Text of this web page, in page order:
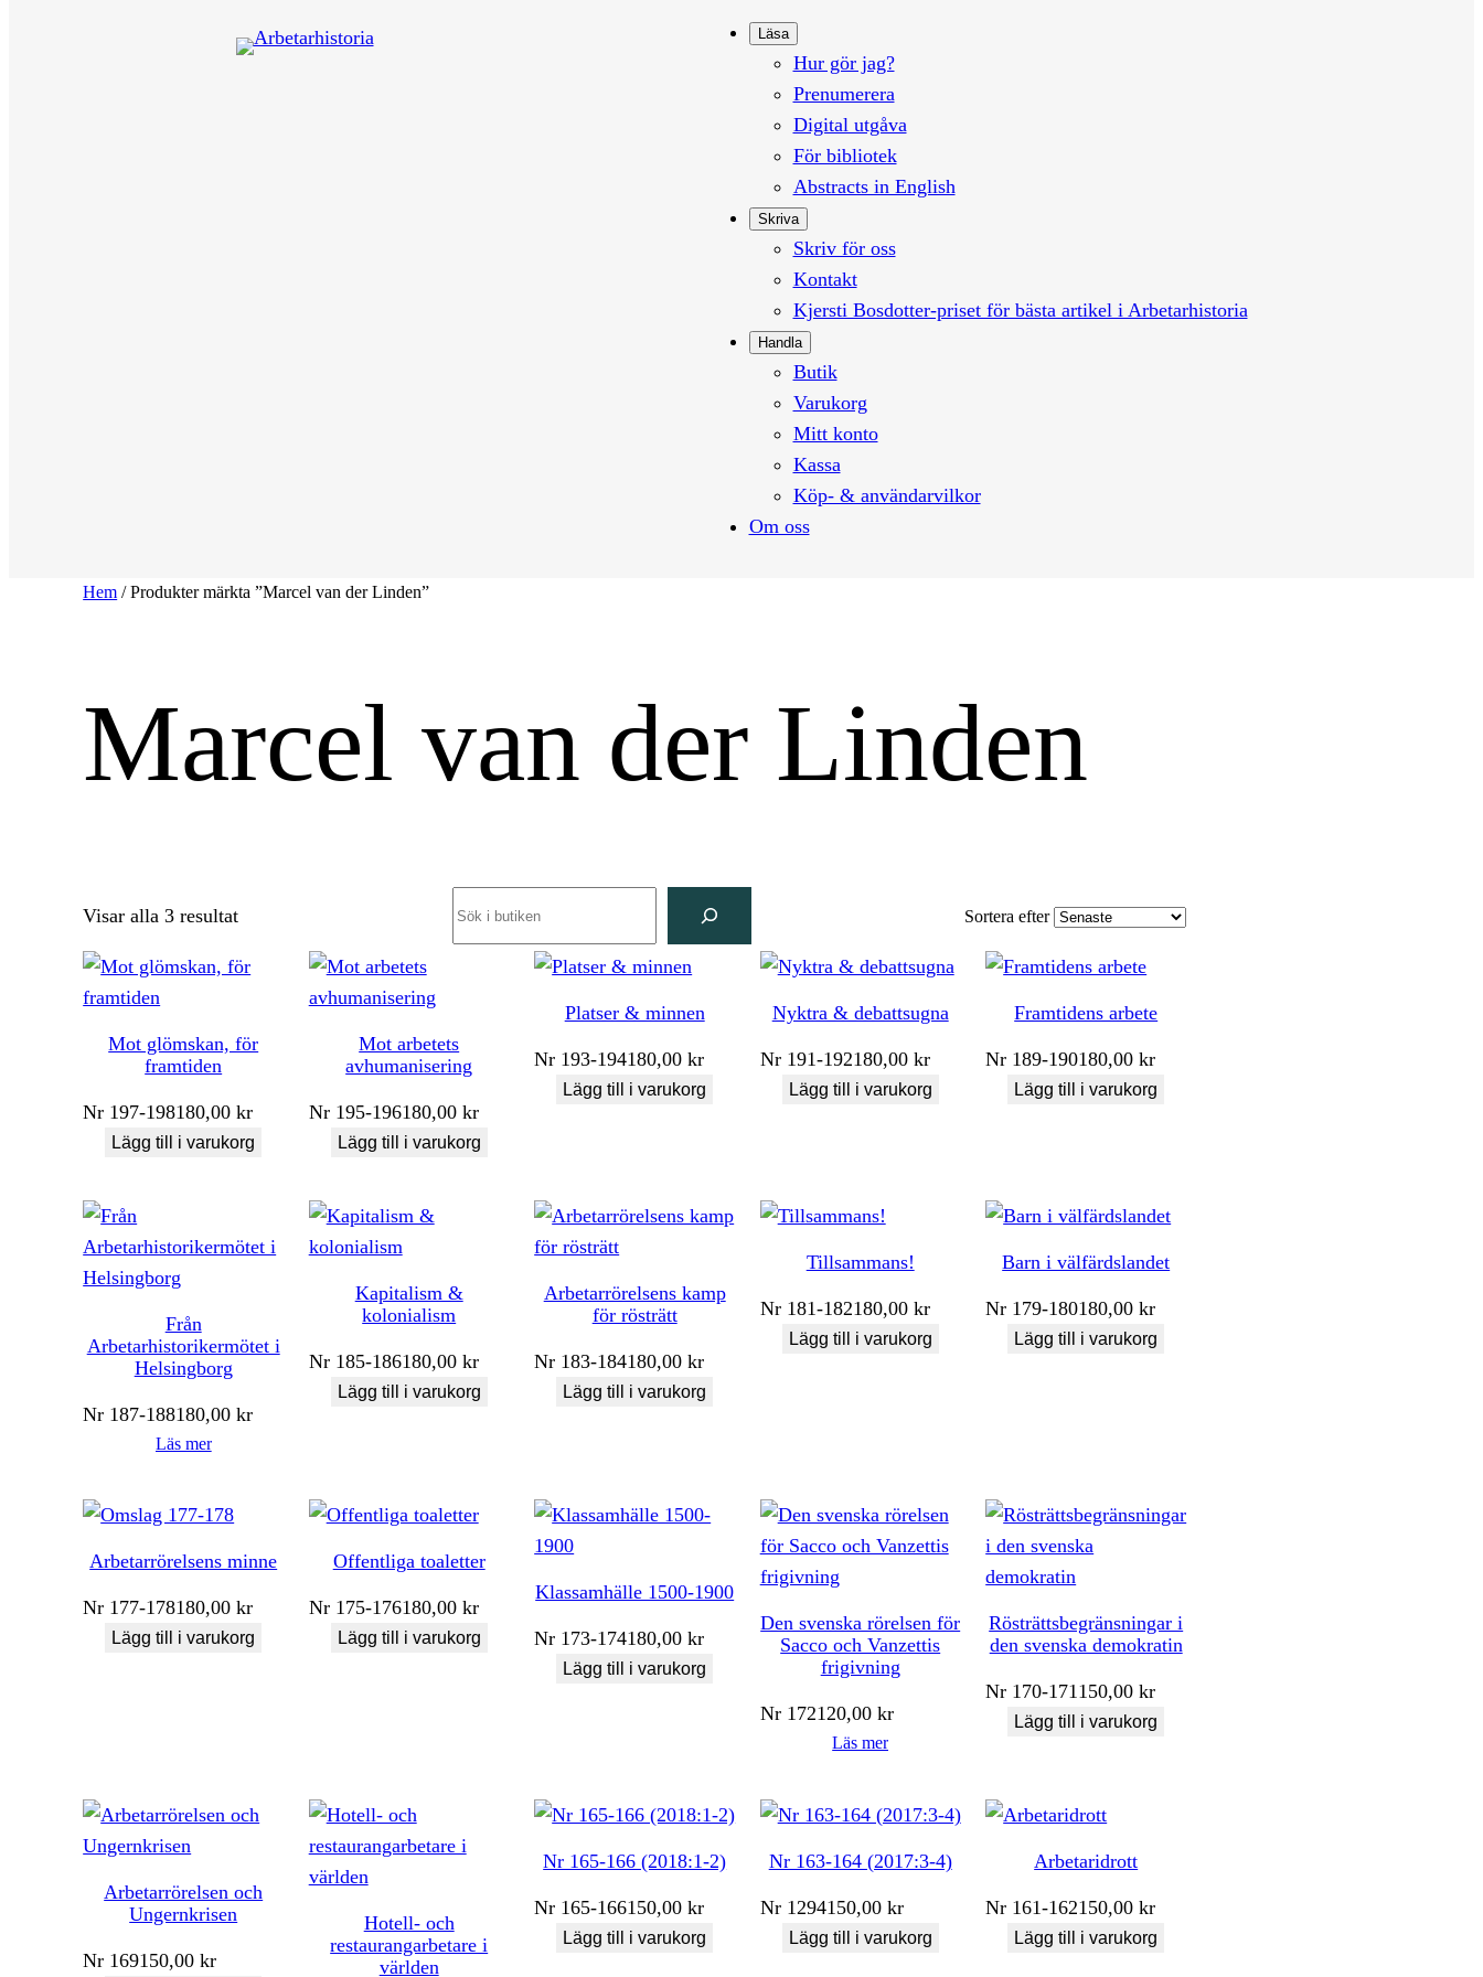
Läsa
Hur gör jag?
Prenumerera
Digital utgåva
För bibliotek
Abstracts in English
Skriva
Skriv för oss
Kontakt
Kjersti Bosdotter-priset för bästa artikel i Arbetarhistoria
Handla
Butik
Varukorg
Mitt konto
Kassa
Köp- & användarvilkor
Om oss
Hem / Produkter märkta ”Marcel van der Linden”
Marcel van der Linden
Visar alla 3 resultatSortera
senaste
Sortera efter
Mot glömskan, för
framtiden
Nr 197-198180,00kr
Lägg till i varukorg
Mot arbetets
avhumanisering
Nr 195-196180,00 kr
Lägg till i varukorg
Platser & minnen
Nr 193-194180,00kr
Lägg till i varukorg
Nyktra & debattsugna
Nr 191-192180,00 kr
Lägg till i varukorg
Framtidens arbete
Nr 189-190180,00kr
Lägg till i varukorg
Från
Arbetarhistorikermötet i
Helsingborg
Nr 187-188180,00kr
Läs mer
Kapitalism &
kolonialism
Nr 185-186180,00 kr
Lägg till i varukorg
Arbetarrörelsens kamp
för rösträtt
Nr 183-184180,00kr
Lägg till i varukorg
Tillsammans!
Nr 181-182180,00 kr
Lägg till i varukorg
Barn i välfärdslandet
Nr 179-180180,00kr
Lägg till i varukorg
Arbetarrörelsens minne
Nr 177-178180,00kr
Lägg till i varukorg
Offentliga toaletter
Nr 175-176180,00 kr
Lägg till i varukorg
Klassamhälle 1500-1900
Nr 173-174180,00kr
Lägg till i varukorg
Den svenska rörelsen för
Sacco och Vanzettis
frigivning
Nr 172120,00 kr
Läs mer
Rösträttsbegränsningar i
den svenska demokratin
Nr 170-171150,00kr
Lägg till i varukorg
Arbetarrörelsen och
Ungernkrisen
Nr 169150,00kr
Hotell- och
restaurangarbetare i
världen
Nr 165-166 (2018:1-2)
Nr 165-166150,00kr
Lägg till i varukorg
Nr 163-164 (2017:3-4)
Nr 1294150,00 kr
Lägg till i varukorg
Arbetaridrott
Nr 161-162150,00kr
Lägg till i varukorg